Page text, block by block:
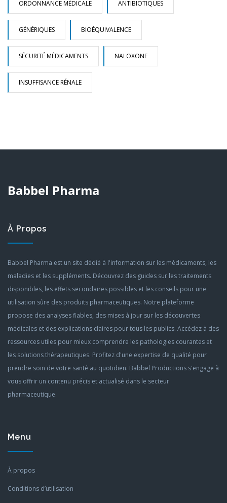
ORDONNANCE MÉDICALE ANTIBIOTIQUES
GÉNÉRIQUES BIOÉQUIVALENCE
SÉCURITÉ MÉDICAMENTS NALOXONE
INSUFFISANCE RÉNALE
Babbel Pharma
À Propos
Babbel Pharma est un site dédié à l'information sur les médicaments, les
maladies et les suppléments. Découvrez des guides sur les traitements
disponibles, les effets secondaires possibles et les conseils pour une
utilisation sûre des produits pharmaceutiques. Notre plateforme
propose des analyses fiables, des mises à jour sur les découvertes
médicales et des explications claires pour tous les publics. Accédez à des
ressources utiles pour mieux comprendre les pathologies courantes et
les solutions thérapeutiques. Profitez d'une expertise de qualité pour
prendre soin de votre santé au quotidien. Babbel Productions s'engage à
vous offrir un contenu précis et actualisé dans le secteur
pharmaceutique.
Menu
À propos
Conditions d’utilisation